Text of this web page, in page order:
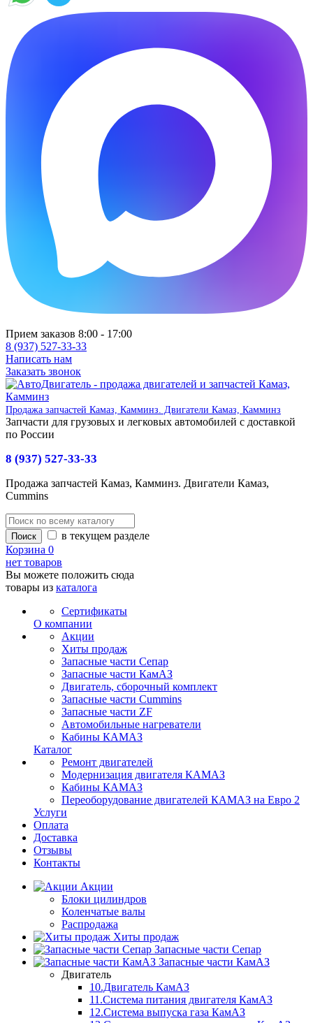
Прием заказов 8:00 - 17:00
8 (937) 527-33-33
Написать нам
Заказать звонок
Продажа запчастей Камаз, Камминз. Двигатели Камаз, Камминз
Запчасти для грузовых и легковых автомобилей с доставкой
по России
8 (937) 527-33-33
Продажа запчастей Камаз, Камминз. Двигатели Камаз,
Cummins
в текущем разделе
Корзина 0
нет товаров
Вы можете положить сюда
товары из каталога
Сертификаты
О компании
Акции
Хиты продаж
Запасные части Сепар
Запасные части КамАЗ
Двигатель, сборочный комплект
Запасные части Cummins
Запасные части ZF
Автомобильные нагреватели
Кабины КАМАЗ
Каталог
Ремонт двигателей
Модернизация двигателя КАМАЗ
Кабины КАМАЗ
Переоборудование двигателей КАМАЗ на Евро 2
Услуги
Оплата
Доставка
Отзывы
Контакты
Акции
Блоки цилиндров
Коленчатые валы
Распродажа
Хиты продаж
Запасные части Сепар
Запасные части КамАЗ
Двигатель
10.Двигатель КамАЗ
11.Система питания двигателя КамАЗ
12.Система выпуска газа КамАЗ